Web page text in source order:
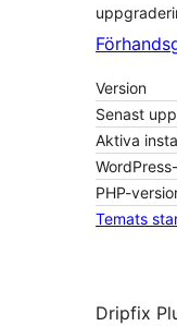
Version
Senast
Aktiva
PHP-
Temats
Dripfix